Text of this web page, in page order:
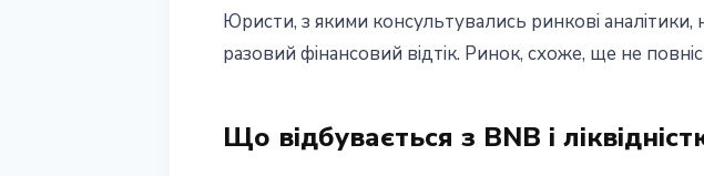
Юристи, з якими консультувались ринкові
разовий фінансовий відтік. Ринок, схоже, ще не
Що відбувається з BNB і